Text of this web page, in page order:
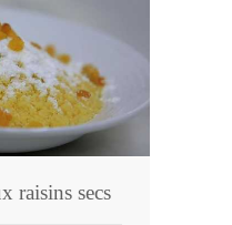
raisins secs